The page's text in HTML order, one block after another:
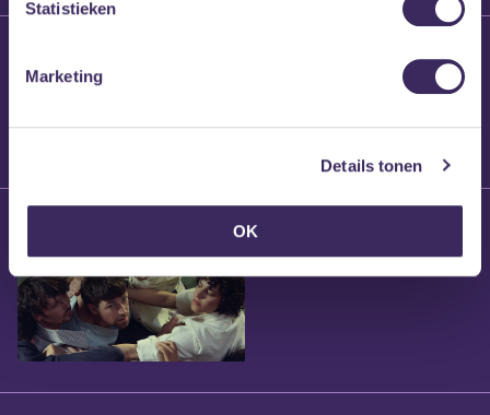
Statistieken
Marketing
Details tonen
OK
Brennt Vanneste
24 maart 2026
Willem’s Blog: Ão